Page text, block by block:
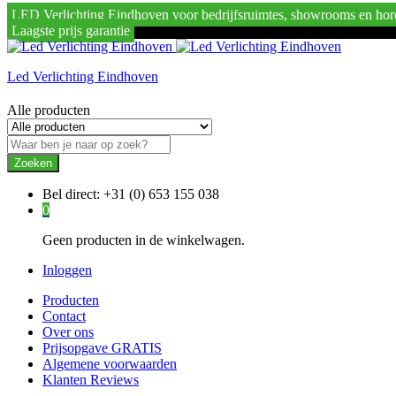
LED Verlichting Eindhoven voor bedrijfsruimtes, showrooms en
Laagste prijs garantie
Led Verlichting Eindhoven
Alle producten
Zoeken
Bel direct: +31 (0) 653 155 038
0
Geen producten in de winkelwagen.
Inloggen
Producten
Contact
Over ons
Prijsopgave GRATIS
Algemene voorwaarden
Klanten Reviews